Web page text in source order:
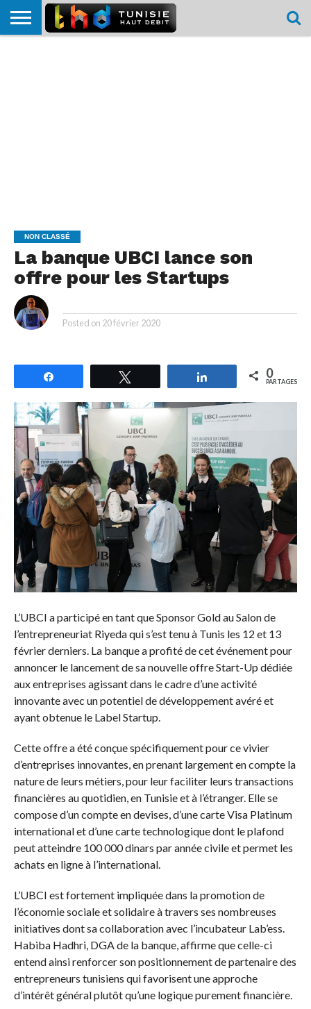
NON CLASSÉ
La banque UBCI lance son
offre pour les Startups
Posted on 20 février 2020
Partagez 0
PARTAGES
L’UBCI a participé en tant que Sponsor Gold au Salon de
l’entrepreneuriat Riyeda qui s’est tenu à Tunis les 12 et 13
février derniers. La banque a profité de cet événement pour
annoncer le lancement de sa nouvelle offre Start-Up dédiée
aux entreprises agissant dans le cadre d’une activité
innovante avec un potentiel de développement avéré et
ayant obtenue le Label Startup.
Cette offre a été conçue spécifiquement pour ce vivier
d’entreprises innovantes, en prenant largement en compte la
nature de leurs métiers, pour leur faciliter leurs transactions
financières au quotidien, en Tunisie et à l’étranger. Elle se
compose d’un compte en devises, d’une carte Visa Platinum
international et d’une carte technologique dont le plafond
peut atteindre 100 000 dinars par année civile et permet les
achats en ligne à l’international.
L’UBCI est fortement impliquée dans la promotion de
l’économie sociale et solidaire à travers ses nombreuses
initiatives dont sa collaboration avec l’incubateur Lab’ess.
Habiba Hadhri, DGA de la banque, affirme que celle-ci
entend ainsi renforcer son positionnement de partenaire des
entrepreneurs tunisiens qui favorisent une approche
d’intérêt général plutôt qu’une logique purement financière.